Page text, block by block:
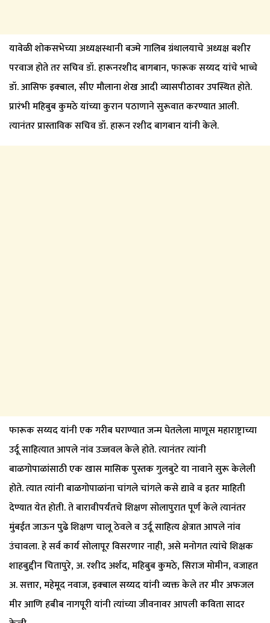
यावेळी शोकसभेच्या अध्यक्षस्थानी बज्मे गालिब ग्रंथालयाचे अध्यक्ष बशीर
परवाज होते तर सचिव डॉ. हारूनरशीद बागबान, फारूक सय्यद यांचे भाच्चे
डॉ. आसिफ इक्बाल, सीए मौलाना शेख आदी व्यासपीठावर उपस्थित होते.
प्रारंभी महिबुब कुमठे यांच्या कुरान पठाणाने सुरूवात करण्यात आली.
त्यानंतर प्रास्ताविक सचिव डॉ. हारून रशीद बागबान यांनी केले.
फारूक सय्यद यांनी एक गरीब घराण्यात जन्म घेतलेला माणूस महाराष्ट्राच्या
उर्दू साहित्यात आपले नांव उज्जवल केले होते. त्यानंतर त्यांनी
बाळगोपाळांसाठी एक खास मासिक पुस्तक गुलबुटे या नावाने सुरू केलेली
होते. त्यात त्यांनी बाळगोपाळांना चांगले चांगले कसे द्यावे व इतर माहिती
देण्यात येत होती. ते बारावीपर्यंतचे शिक्षण सोलापुरात पूर्ण केले त्यानंतर
मुंबईत जाऊन पुढे शिक्षण चालू ठेवले व उर्दू साहित्य क्षेत्रात आपले नांव
उंचावला. हे सर्व कार्य सोलापूर विसरणार नाही, असे मनोगत त्यांचे शिक्षक
शाहबुद्दीन चितापुरे, अ. रशीद अर्शद, महिबुब कुमठे, सिराज मोमीन, वजाहत
अ. सत्तार, महेमूद नवाज, इक्बाल सय्यद यांनी व्यक्त केले तर मीर अफजल
मीर आणि हबीब नागपूरी यांनी त्यांच्या जीवनावर आपली कविता सादर